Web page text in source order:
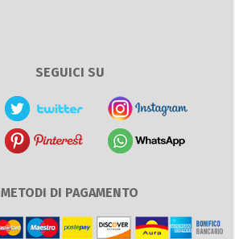
SEGUICI SU
METODI DI PAGAMENTO